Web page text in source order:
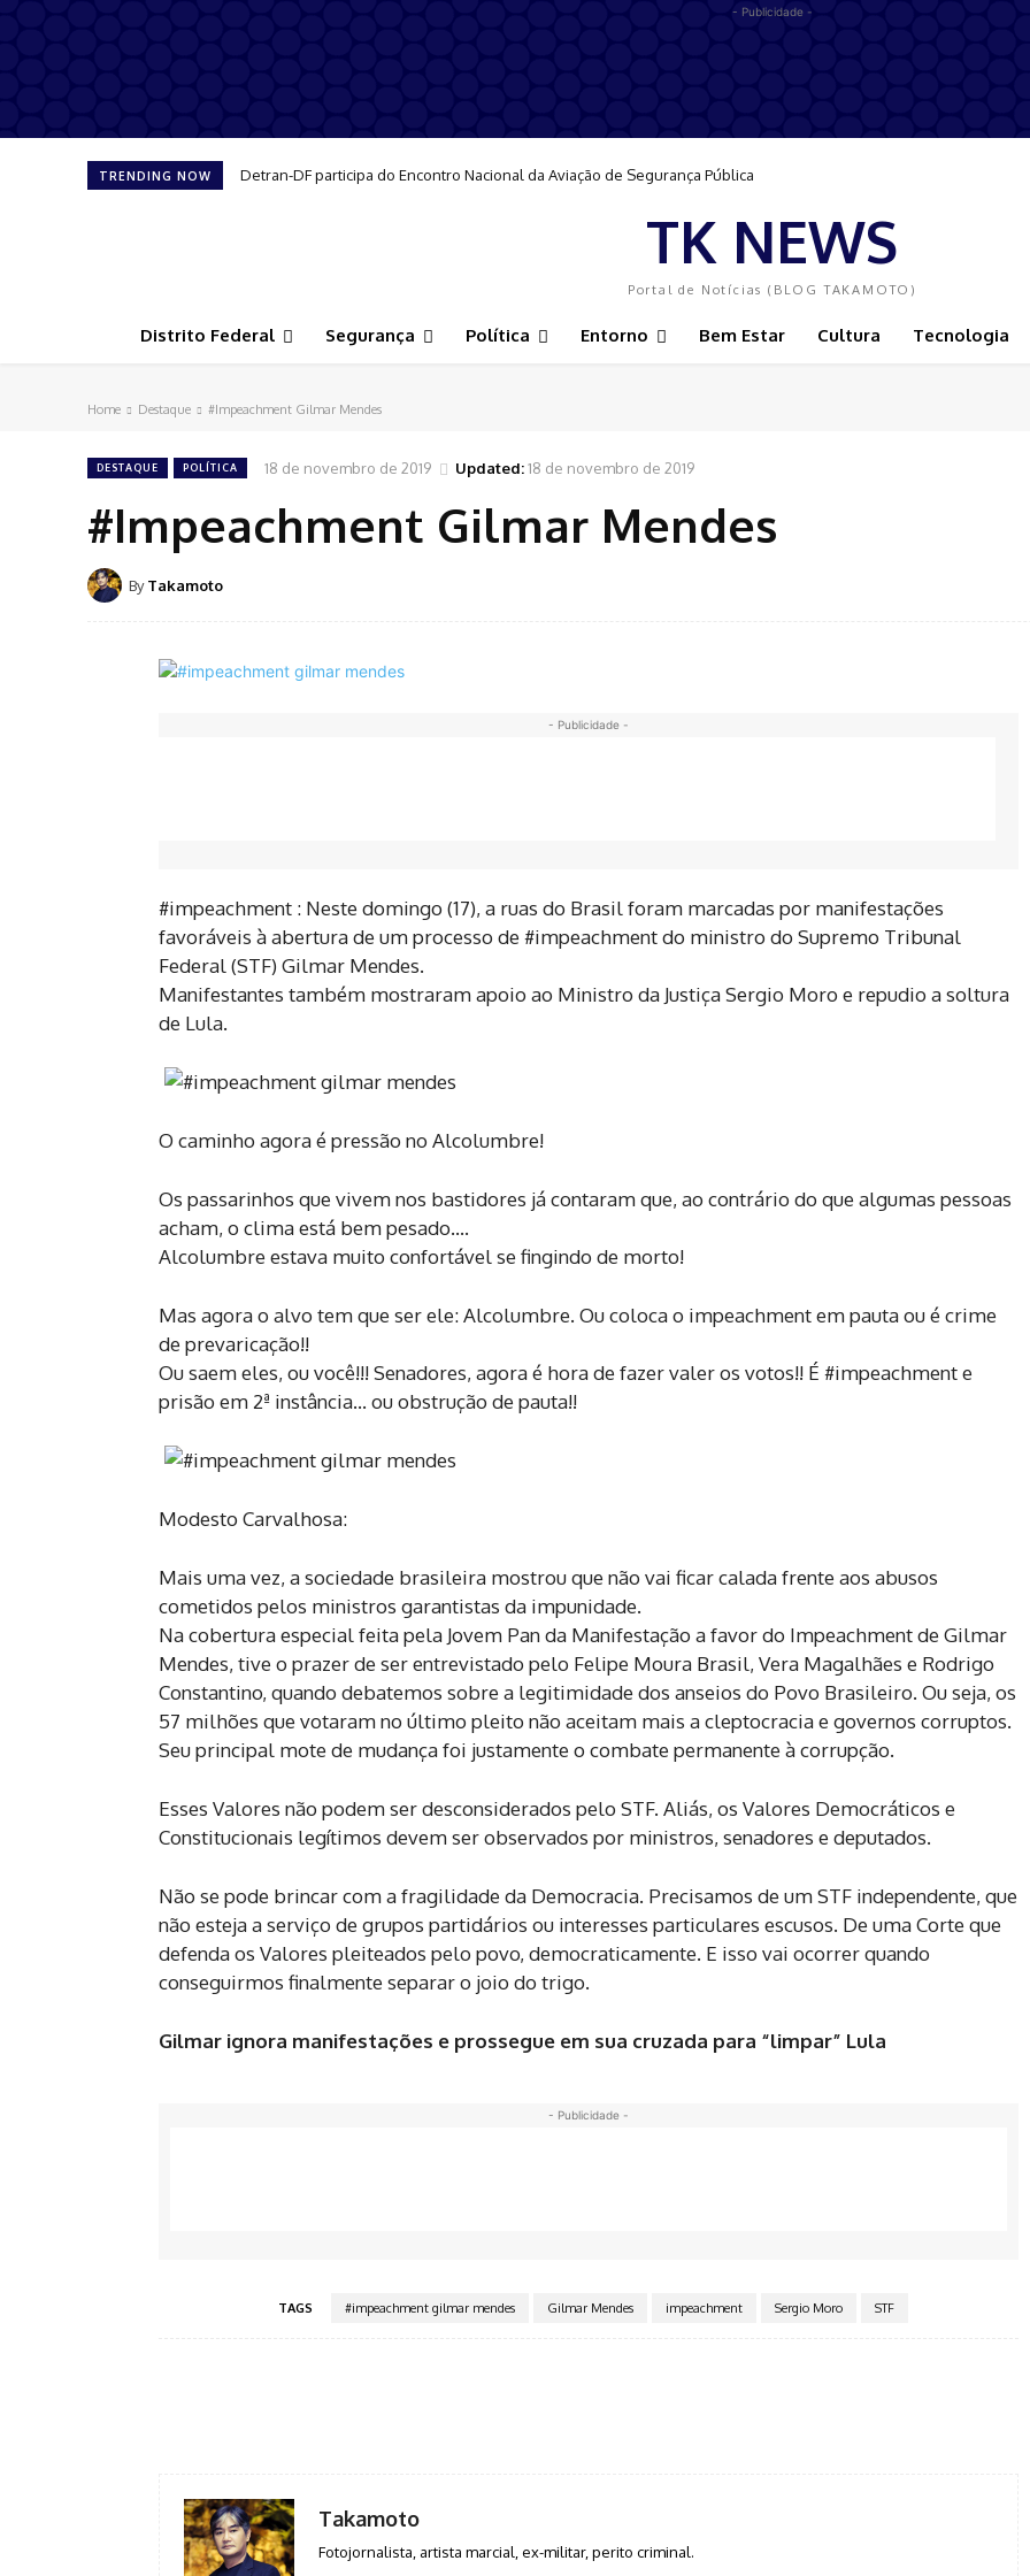
- Publicidade -
TRENDING NOW Detran-DF participa do Encontro Nacional da Aviação de Segurança Pública
TK NEWS
Portal de Notícias (BLOG TAKAMOTO)
Distrito Federal Segurança Política Entorno Bem Estar Cultura Tecnologia
Home Destaque #Impeachment Gilmar Mendes
DESTAQUE POLÍTICA 18 de novembro de 2019 Updated:18 de novembro de 2019
#Impeachment Gilmar Mendes
By Takamoto
- Publicidade -
#impeachment : Neste domingo (17), a ruas do Brasil foram marcadas por manifestações
favoráveis à abertura de um processo de #impeachment do ministro do Supremo Tribunal
Federal (STF) Gilmar Mendes.
Manifestantes também mostraram apoio ao Ministro da Justiça Sergio Moro e repudio a soltura
de Lula.
O caminho agora é pressão no Alcolumbre!
Os passarinhos que vivem nos bastidores já contaram que, ao contrário do que algumas pessoas
acham, o clima está bem pesado….
Alcolumbre estava muito confortável se fingindo de morto!
Mas agora o alvo tem que ser ele: Alcolumbre. Ou coloca o impeachment em pauta ou é crime
de prevaricação!!
Ou saem eles, ou você!!! Senadores, agora é hora de fazer valer os votos!! É #impeachment e
prisão em 2ª instância… ou obstrução de pauta!!
Modesto Carvalhosa:
Mais uma vez, a sociedade brasileira mostrou que não vai ficar calada frente aos abusos
cometidos pelos ministros garantistas da impunidade.
Na cobertura especial feita pela Jovem Pan da Manifestação a favor do Impeachment de Gilmar
Mendes, tive o prazer de ser entrevistado pelo Felipe Moura Brasil, Vera Magalhães e Rodrigo
Constantino, quando debatemos sobre a legitimidade dos anseios do Povo Brasileiro. Ou seja, os
57 milhões que votaram no último pleito não aceitam mais a cleptocracia e governos corruptos.
Seu principal mote de mudança foi justamente o combate permanente à corrupção.
Esses Valores não podem ser desconsiderados pelo STF. Aliás, os Valores Democráticos e
Constitucionais legítimos devem ser observados por ministros, senadores e deputados.
Não se pode brincar com a fragilidade da Democracia. Precisamos de um STF independente, que
não esteja a serviço de grupos partidários ou interesses particulares escusos. De uma Corte que
defenda os Valores pleiteados pelo povo, democraticamente. E isso vai ocorrer quando
conseguirmos finalmente separar o joio do trigo.
Gilmar ignora manifestações e prossegue em sua cruzada para “limpar” Lula
- Publicidade -
TAGS #impeachment gilmar mendes Gilmar Mendes impeachment Sergio Moro STF
Takamoto
Fotojornalista, artista marcial, ex-militar, perito criminal.